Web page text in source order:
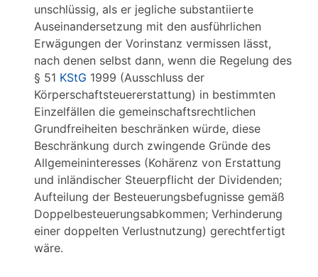
unschlüssig, als er jegliche substantiierte
Auseinandersetzung mit den ausführlichen
Erwägungen der Vorinstanz vermissen lässt,
nach denen selbst dann, wenn die Regelung des
§ 51 KStG 1999 (Ausschluss der
Körperschaftsteuererstattung) in bestimmten
Einzelfällen die gemeinschaftsrechtlichen
Grundfreiheiten beschränken würde, diese
Beschränkung durch zwingende Gründe des
Allgemeininteresses (Kohärenz von Erstattung
und inländischer Steuerpflicht der Dividenden;
Aufteilung der Besteuerungsbefugnisse gemäß
Doppelbesteuerungsabkommen; Verhinderung
einer doppelten Verlustnutzung) gerechtfertigt
wäre.